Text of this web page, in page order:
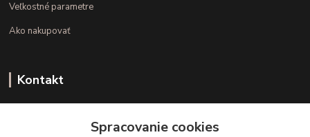
Veľkostné parametre
Ako nakupovať
Kontakt
(Po.-Pi. 10.00 - 15.00)Spracovanie cookies